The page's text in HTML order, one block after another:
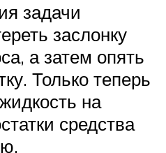
задачи
заслонку
а затем опять
Только теперь
на
средства